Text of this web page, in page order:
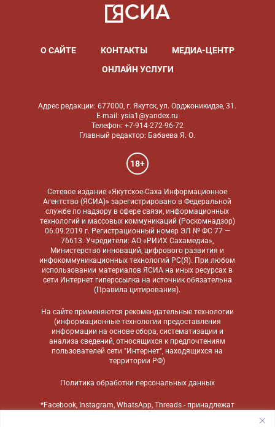
О САЙТЕ КОНТАКТЫ
МЕДИА-ЦЕНТР
ОНЛАЙН УСЛУГИ
Адрес редакции: 677000, г. Якутск, ул. Орджоникидзе, 31.
E-mail: ysia1@yandex.ru
Телефон: +7-914-272-96-72
Главный редактор: Бабаева Я. О.
18+
Сетевое издание «Якутское-Саха Информационное
Агентство (ЯСИА)» зарегистрировано в Федеральной
службе по надзору в сфере связи, информационных
технологий и массовых коммуникаций (Роскомнадзор)
06.09.2019 г. Регистрационный номер ЭЛ № ФС 77 —
76613. Учредители: АО «РИИХ Сахамедиа»,
Министерство инноваций, цифрового развития и
инфокоммуникационных технологий РС(Я). При любом
использовании материалов ЯСИА на иных ресурсах в
сети Интернет гиперссылка на источник обязательна
(Правила цитирования).
На сайте применяются рекомендательные технологии
(информационные технологии предоставления
информации на основе сбора, систематизации и
анализа сведений, относящихся к предпочтениям
пользователей сети "Интернет", находящихся на
территории РФ)
Политика обработки персональных данных
*Facebook, Instagram, WhatsApp, Threads - принадлежат